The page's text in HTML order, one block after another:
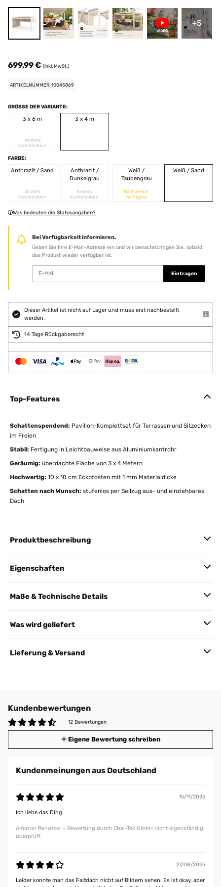
+5
699,99 € (inkl. MwSt.)
ARTIKELNUMMER: 10045869
GRÖSSE DER VARIANTE:
3 x 6 m
Andere
Kombination
3 x 4 m
FARBE:
Anthrazit / Sand
Andere
Kombination
Anthrazit /
Dunkelgrau
Andere
Kombination
Weiß /
Taubengrau
Bald wieder
verfügbar
Weiß / Sand
Was bedeuten die Statusangaben?
Bei Verfügbarkeit informieren.
Geben Sie Ihre E-Mail-Adresse ein und wir benachrichtigen Sie, sobald
das Produkt wieder verfügbar ist.
Eintragen
Dieser Artikel ist nicht auf Lager und muss erst nachbestellt
werden.
14 Tage Rückgaberecht
Top-Features
Schattenspendend: Pavillon-Komplettset für Terrassen und Sitzecken
im Freien
Stabil: Fertigung in Leichtbauweise aus Aluminiumkantrohr
Geräumig: überdachte Fläche von 3 x 4 Metern
Hochwertig: 10 x 10 cm Eckpfosten mit 1 mm Materialdicke
Schatten nach Wunsch: stufenlos per Seilzug aus- und einziehbares
Dach
Produktbeschreibung
Eigenschaften
Maße & Technische Details
Was wird geliefert
Lieferung & Versand
Kundenbewertungen
12 Bewertungen
Eigene Bewertung schreiben
Kundenmeinungen aus Deutschland
15/11/2025
Ich liebe das Ding.
Amazon Benutzer – Bewertung durch Chal-Tec GmbH nicht eigenständig
überprüft
27/08/2025
Leider konnte man das Faltdach nicht auf Bildern sehen. Es ist okay, aber